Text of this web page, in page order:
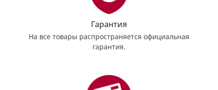
Гарантия
На все товары распространяется официальная
гарантия.